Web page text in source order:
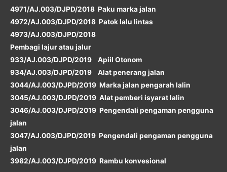
4971/AJ.003/DJPD/2018 Paku marka jalan
4972/AJ.003/DJPD/2018 Patok lalu lintas
4973/AJ.003/DJPD/2018
Pembagi lajur atau jalur
933/AJ.003/DJPD/2019 Apiil Otonom
934/AJ.003/DJPD/2019 Alat penerang jalan
3044/AJ.003/DJPD/2019 Marka jalan pengarah lalin
3045/AJ.003/DJPD/2019 Alat pemberi isyarat lalin
3046/AJ.003/DJPD/2019 Pengendali pengaman pengguna
jalan
3047/AJ.003/DJPD/2019 Pengendali pengaman pengguna
jalan
3982/AJ.003/DJPD/2019 Rambu konvesional